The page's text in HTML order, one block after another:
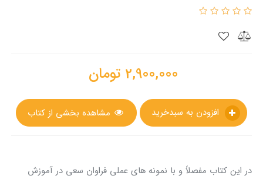
2,900,000 تومان
مشاهده بخشی از کتاب
در این کتاب مفصلاً و با نمونه های عملی فراوان سعی در آموزش